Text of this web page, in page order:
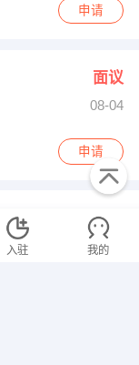
申请
面议
08-04
申请
面议
08-04
入驻 我的